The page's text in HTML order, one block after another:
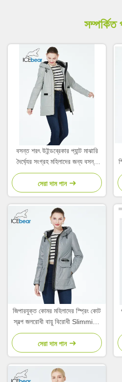
সম্পর্কিত
বসন্ত শরৎ উইন্ডব্রেকার প্যান্ট মাঝারি
দৈর্ঘ্যের সংগ্রহ মহিলাদের জন্য বসন্ত
প্যান্ট শরৎ
সেরা দাম পান
জিপারযুক্ত কোমর মহিলাদের স্প্রিং কোট
স্বল্প জলরোধী বায়ু বিরোধী Slimming
ফিট
সেরা দাম পান